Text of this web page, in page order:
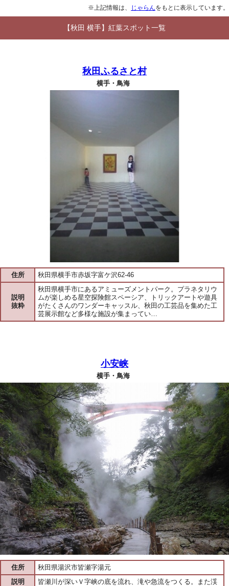
※上記情報は、 じゃらん をもとに表示しています。
【秋田 横手】紅葉スポット一覧
秋田ふるさと村
横手・鳥海
住所 秋田県横手市赤坂字富ケ沢62-46
説明
抜粋
秋田県横手市にあるアミューズメントパーク。プラネタリウ
ムが楽しめる星空探険館スペーシア、トリックアートや遊具
がたくさんのワンダーキャッスル、秋田の工芸品を集めた工
芸展示館など多様な施設が集まってい…
小安峡
横手・鳥海
住所
秋田県湯沢市皆瀬字湯元
説明
皆瀬川が深いＶ字峡の底を流れ、滝や急流をつくる。また渓